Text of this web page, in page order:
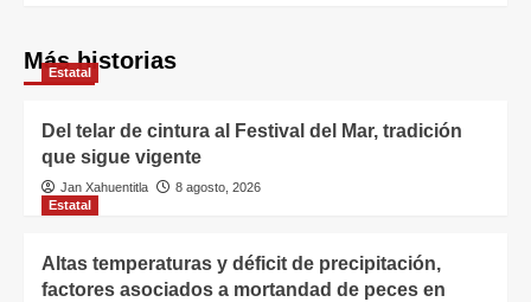
Más historias
Estatal
Del telar de cintura al Festival del Mar, tradición
que sigue vigente
Jan Xahuentitla
8 agosto, 2026
Estatal
Altas temperaturas y déficit de precipitación,
factores asociados a mortandad de peces en